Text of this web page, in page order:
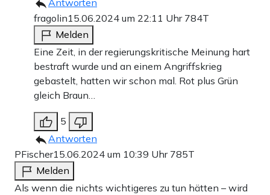
fragolin15.06.2024 um 22:11 Uhr 784T
Melden
Eine Zeit, in der regierungskritische Meinung hart
bestraft wurde und an einem Angriffskrieg
gebastelt, hatten wir schon mal. Rot plus Grün
gleich Braun…
5
Antworten
PFischer15.06.2024 um 10:39 Uhr 785T
Melden
Als wenn die nichts wichtigeres zu tun hätten – wird